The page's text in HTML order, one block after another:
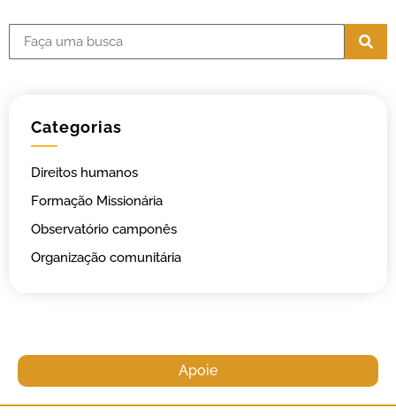
Categorias
Direitos humanos
Formação Missionária
Observatório camponês
Organização comunitária
Apoie